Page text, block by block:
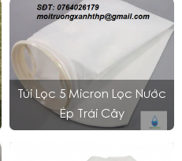
Túi Lọc 5 Micron Lọc Nước
Ép Trái Cây